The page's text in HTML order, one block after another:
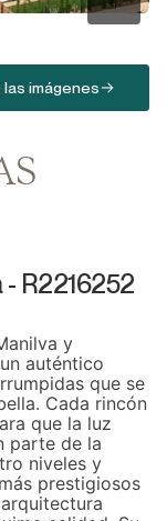
imágenes
R2216252
y
auténtico
que se
Cada rincón
que la luz
parte de la
niveles y
prestigiosos